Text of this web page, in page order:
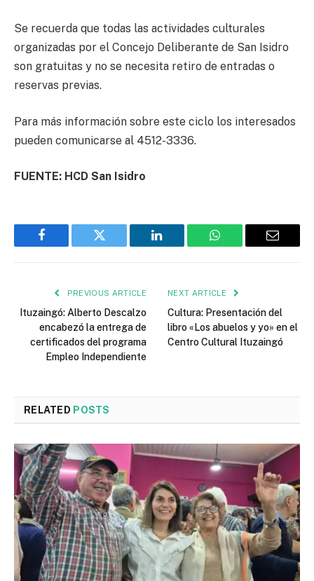
Se recuerda que todas las actividades culturales
organizadas por el Concejo Deliberante de San Isidro
son gratuitas y no se necesita retiro de entradas o
reservas previas.
Para más información sobre este ciclo los interesados
pueden comunicarse al 4512-3336.
FUENTE: HCD San Isidro
Facebook Twitter LinkedIn WhatsApp Email
PREVIOUS ARTICLE
Ituzaingó: Alberto Descalzo
encabezó la entrega de
certificados del programa
Empleo Independiente
NEXT ARTICLE
Cultura: Presentación del
libro «Los abuelos y yo» en el
Centro Cultural Ituzaingó
RELATED POSTS